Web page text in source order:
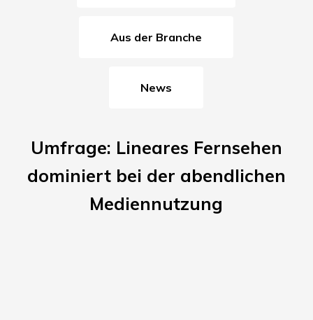
Aus der Branche
News
Umfrage: Lineares Fernsehen
dominiert bei der abendlichen
Mediennutzung